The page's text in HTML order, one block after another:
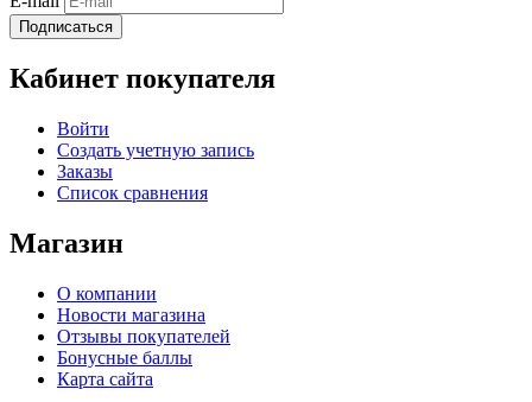
Подписаться
Кабинет покупателя
Войти
Создать учетную запись
Заказы
Список сравнения
Магазин
О компании
Новости магазина
Отзывы покупателей
Бонусные баллы
Карта сайта